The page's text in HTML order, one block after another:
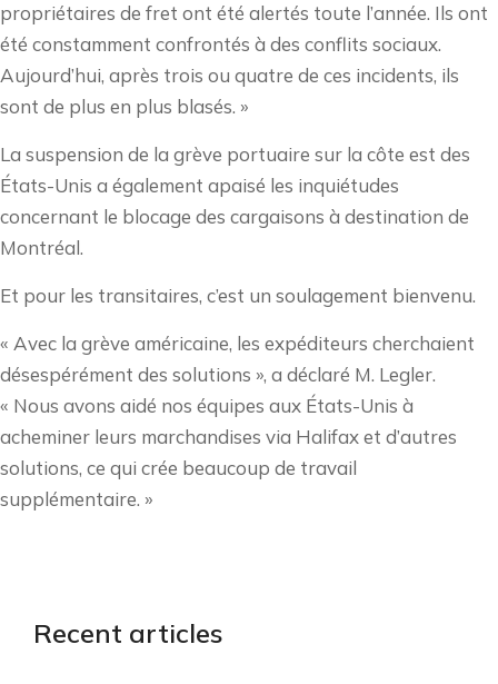
propriétaires de fret ont été alertés toute l’année. Ils ont
été constamment confrontés à des conflits sociaux.
Aujourd’hui, après trois ou quatre de ces incidents, ils
sont de plus en plus blasés. »
La suspension de la grève portuaire sur la côte est des
États-Unis a également apaisé les inquiétudes
concernant le blocage des cargaisons à destination de
Montréal.
Et pour les transitaires, c’est un soulagement bienvenu.
« Avec la grève américaine, les expéditeurs cherchaient
désespérément des solutions », a déclaré M. Legler.
« Nous avons aidé nos équipes aux États-Unis à
acheminer leurs marchandises via Halifax et d’autres
solutions, ce qui crée beaucoup de travail
supplémentaire. »
Recent articles